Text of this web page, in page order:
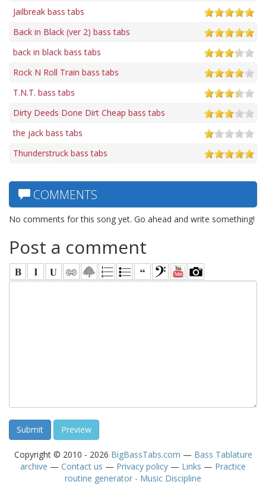
Jailbreak bass tabs
Back in Black (ver 2) bass tabs
back in black bass tabs
Rock N Roll Train bass tabs
T.N.T. bass tabs
Dirty Deeds Done Dirt Cheap bass tabs
the jack bass tabs
Thunderstruck bass tabs
COMMENTS
No comments for this song yet. Go ahead and write something!
Post a comment
Copyright © 2010 - 2026 BigBassTabs.com — Bass Tablature
archive — Contact us — Privacy policy — Links — Practice
routine generator - Music Discipline